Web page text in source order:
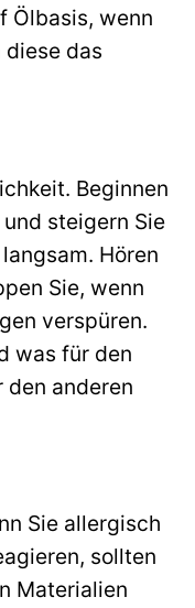
Ölbasis, wenn
diese das
Beginnen
steigern Sie
Hören
Sie, wenn
verspüren.
was für den
den anderen
Sie allergisch
sollten
Materialien